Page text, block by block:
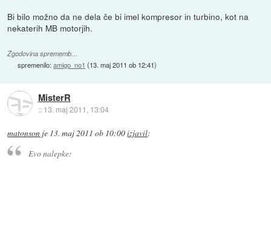
Bi bilo možno da ne dela če bi imel kompresor in turbino, kot na
nekaterih MB motorjih.
Zgodovina sprememb…
spremenilo:amigo_no1 (13. maj 2011 ob 12:41)
MisterR
:: 13. maj 2011, 13:04
matonson je 13. maj 2011 ob 10:00izjavil:
Evo nalepke: